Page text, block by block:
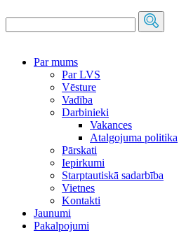
Par mums
Par LVS
Vēsture
Vadība
Darbinieki
Vakances
Atalgojuma politika
Pārskati
Iepirkumi
Starptautiskā sadarbība
Vietnes
Kontakti
Jaunumi
Pakalpojumi